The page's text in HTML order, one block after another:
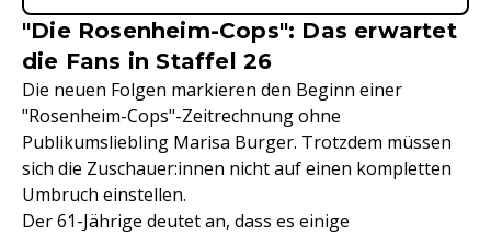
"Die Rosenheim-Cops": Das erwartet
die Fans in Staffel 26
Die neuen Folgen markieren den Beginn einer
"Rosenheim-Cops"-Zeitrechnung ohne
Publikumsliebling Marisa Burger. Trotzdem müssen
sich die Zuschauer:innen nicht auf einen kompletten
Umbruch einstellen.
Der 61-Jährige deutet an, dass es einige